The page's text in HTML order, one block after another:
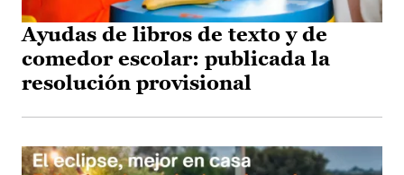
Ayudas de libros de texto y de
comedor escolar: publicada la
resolución provisional